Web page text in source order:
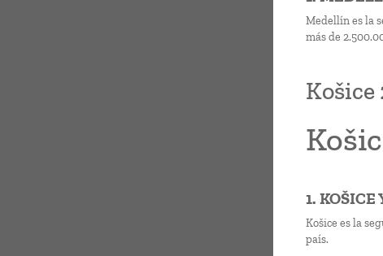
Medellín es la
más de
Košice
1.
Košice es la
país.